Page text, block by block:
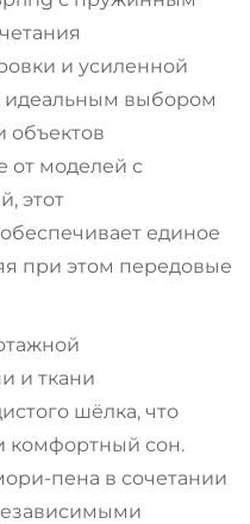
и усиленной
идеальным выбором
объектов
от моделей с
этот
единое
при этом передовые
и ткани
шёлка, что
комфортный сон.
пена в сочетании